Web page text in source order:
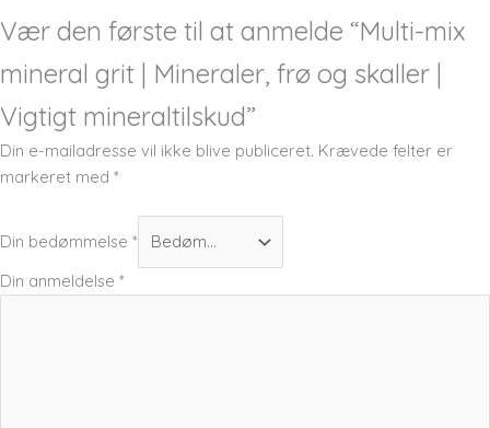
Vær den første til at anmelde “Multi-mix
mineral grit | Mineraler, frø og skaller |
Vigtigt mineraltilskud”
Din e-mailadresse vil ikke blive publiceret. Krævede felter er
markeret med *
Din bedømmelse *
Din anmeldelse *